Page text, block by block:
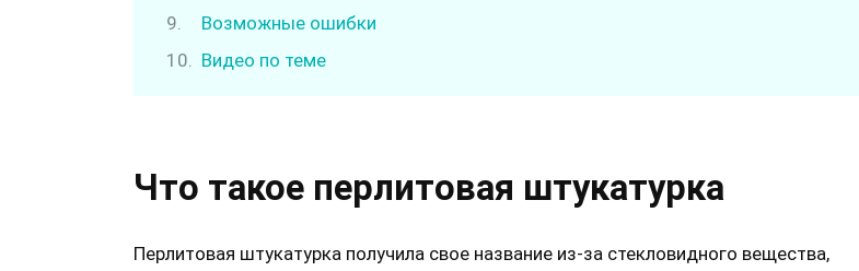
Возможные ошибки
Видео по теме
Что такое перлитовая штукатурка
Перлитовая штукатурка получила свое название из-за стекловидного вещества,